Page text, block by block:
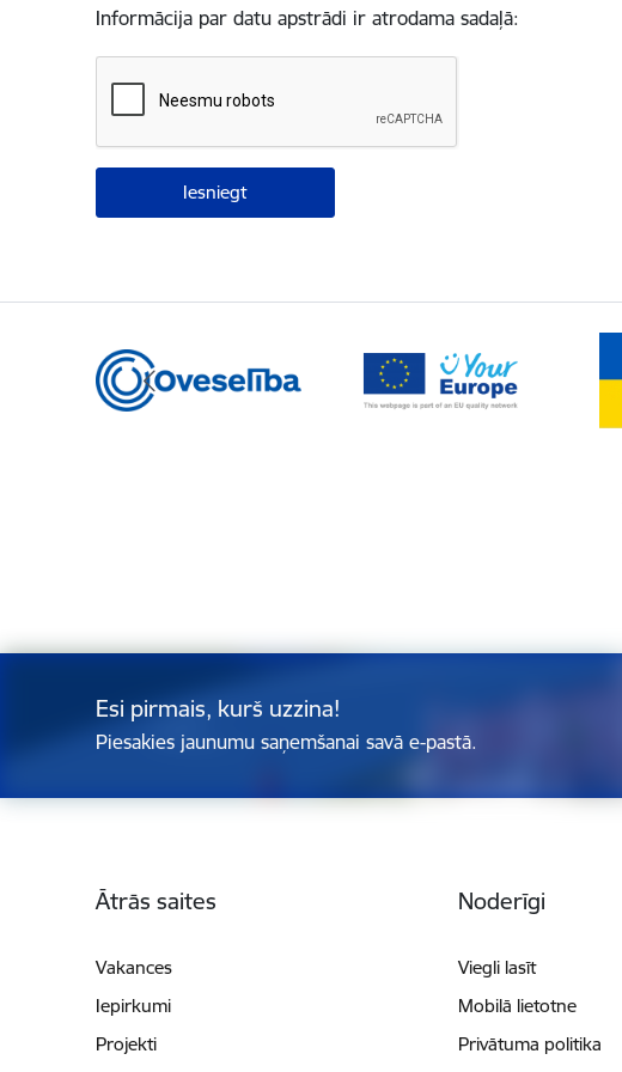
Informācija par datu apstrādi ir atrodama sadaļā:
Esi pirmais, kurš uzzina!
Piesakies jaunumu saņemšanai savā e-pastā.
Ātrās saites
Vakances
Iepirkumi
Projekti
Noderīgi
Viegli lasīt
Mobilā lietotne
Privātuma politika